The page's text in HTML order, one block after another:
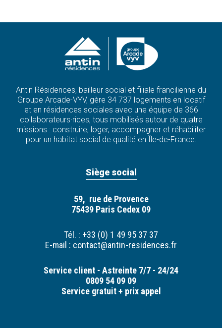
Antin Résidences, bailleur social et filiale francilienne du
Groupe Arcade-VYV, gère 34 737 logements en locatif
et en résidences sociales avec une équipe de 366
collaborateurs·rices, tous mobilisés autour de quatre
missions : construire, loger, accompagner et réhabiliter
pour un habitat social de qualité en Île-de-France.
Siège social
59, rue de Provence
75439 Paris Cedex 09
Tél. : +33 (0) 1 49 95 37 37
E-mail : contact@antin-residences.fr
Service client - Astreinte 7/7 - 24/24
0809 54 09 09
Service gratuit + prix appel